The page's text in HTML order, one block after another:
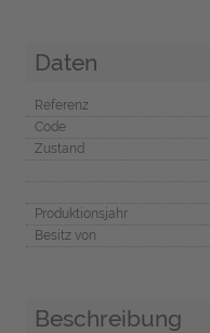
Daten
Referenz
Code
Zustand
Produktionsjahr
Besitz von
Beschreibung